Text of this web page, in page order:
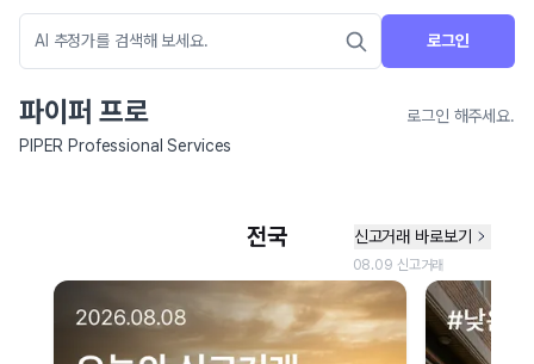
로그인
파이퍼 프로
로그인 해주세요.
PIPER Professional Services